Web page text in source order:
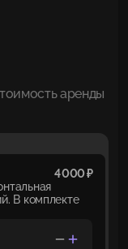
аренды
4 000 ₽
В комплекте